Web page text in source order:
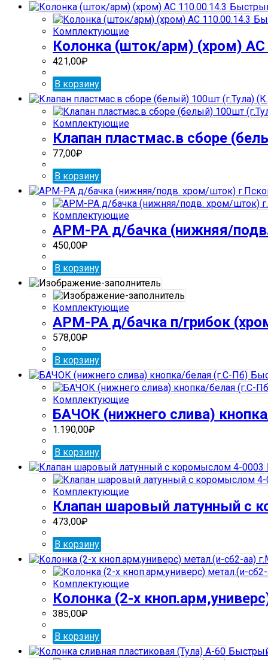
Комплектующие
Колонка (шток/арм) (хром) АС
421,00₽
В корзину
Комплектующие
Клапан пластмас.в сборе
77,00₽
В корзину
Комплектующие
АРМ-РА д/бачка (нижняя/
450,00₽
В корзину
Комплектующие
АРМ-РА д/бачка п/грибок
578,00₽
В корзину
Комплектующие
БАЧОК (нижнего слива)
1.190,00₽
В корзину
Комплектующие
Клапан шаровый латунный с
473,00₽
В корзину
Комплектующие
Колонка (2-х
385,00₽
В корзину